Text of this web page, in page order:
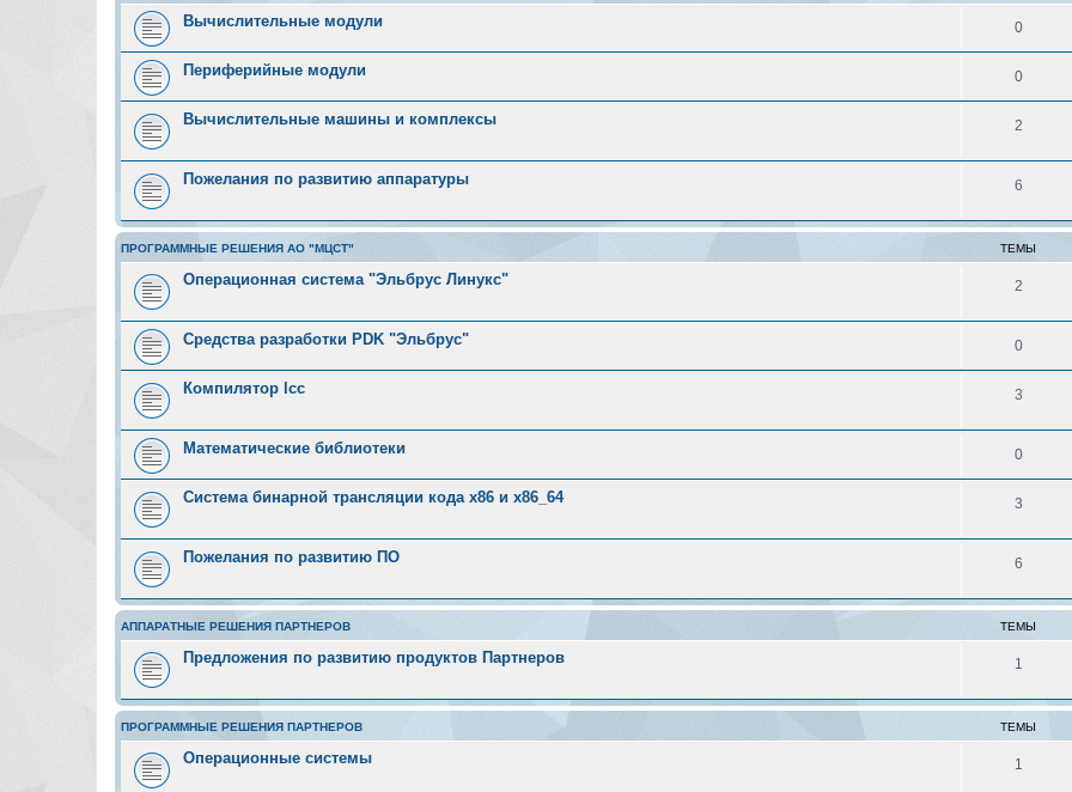
Вычислительные модули 0
Периферийные модули 0
Вычислительные машины и комплексы 2
Пожелания по развитию аппаратуры 6
ПРОГРАММНЫЕ РЕШЕНИЯ АО "МЦСТ" ТЕМЫ
Операционная система "Эльбрус Линукс" 2
Средства разработки PDK "Эльбрус" 0
Компилятор lcc 3
Математические библиотеки 0
Система бинарной трансляции кода х86 и х86_64 3
Пожелания по развитию ПО 6
АППАРАТНЫЕ РЕШЕНИЯ ПАРТНЕРОВ ТЕМЫ
Предложения по развитию продуктов Партнеров 1
ПРОГРАММНЫЕ РЕШЕНИЯ ПАРТНЕРОВ ТЕМЫ
Операционные системы 1